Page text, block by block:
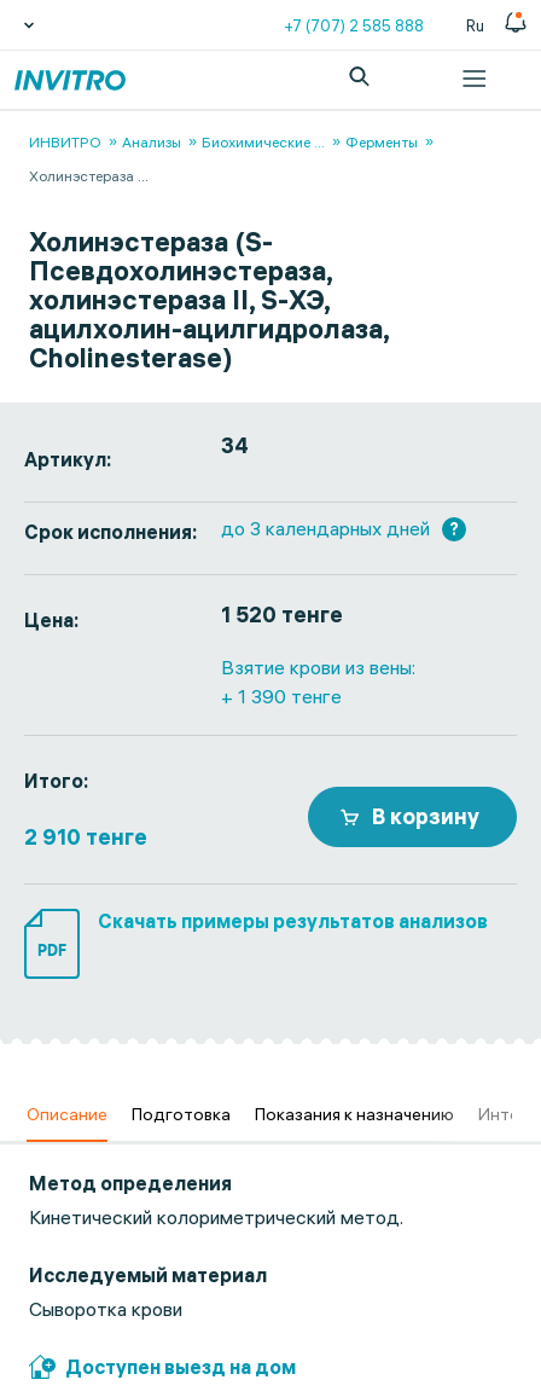
+7 (707) 2 585 888 Ru
ИНВИТРО Анализы Биохимические ...
Ферменты
Холинэстераза ...
Холинэстераза (S-
Псевдохолинэстераза,
холинэстераза II, S-ХЭ,
ацилхолин-ацилгидролаза,
Cholinesterase)
Артикул: 34
Срок исполнения: до 3 календарных дней ?
Цена: 1 520 тенге
Взятие крови из вены:
+ 1 390 тенге
Итого:
2 910 тенге
В корзину
PDF
Скачать примеры результатов анализов
Описание Подготовка Показания к назначению
Метод определения
Кинетический колориметрический метод.
Исследуемый материал
Сыворотка крови
Доступен выезд на дом